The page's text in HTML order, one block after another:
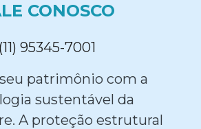
CONOSCO
(11) 95345-7001
patrimônio com a
sustentável da
A proteção estrutural